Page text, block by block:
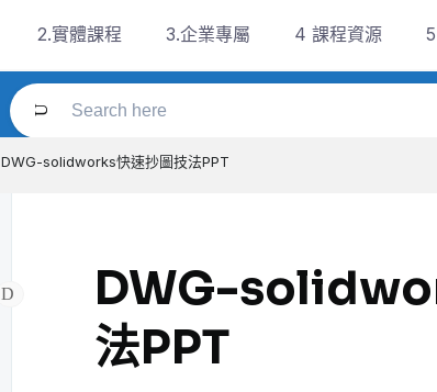
2.實體課程 3.企業專屬 4 課程資源
DWG-solidworks快速抄圖技法PPT
DWG-
法PPT